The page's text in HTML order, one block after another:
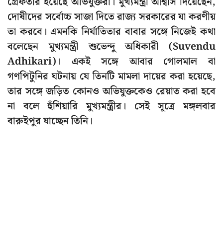
দোষীদের সর্বোচ্চ সাজা দিতে রাজ্য সরকারের যা করণীয়
তা করবে। এমনকি নির্যাতিতার বাবার সঙ্গে নিজেই কথা
বলেছেন মুখ্যমন্ত্রী শুভেন্দু অধিকারী (Suvendu
Adhikari)। একই সঙ্গে আবার গোলমাল বা
গণপিটুনির ঘটনায় যে তিনটি মামলা দায়ের করা হয়েছে,
তার সঙ্গে জড়িত কোনও অভিযুক্তকেও রেয়াত করা হবে
না বলে হুঁশিয়ারি মুখ্যমন্ত্রীর। সেই সূত্রে মঙ্গলবার
বারুইপুর যাচ্ছেন তিনি।